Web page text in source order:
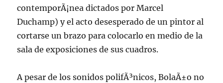
contemporÃ¡nea dictados por Marcel
Duchamp) y el acto desesperado de un pintor al
cortarse un brazo para colocarlo en medio de la
sala de exposiciones de sus cuadros.
A pesar de los sonidos polifÃ³nicos, BolaÃ±o no